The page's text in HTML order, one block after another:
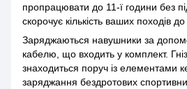
пропрацювати до 11-ї години без
скорочує кількість ваших походів
Заряджаються навушники за
кабелю, що входить у комплект.
знаходиться поруч із елементами
заряджання бездротових